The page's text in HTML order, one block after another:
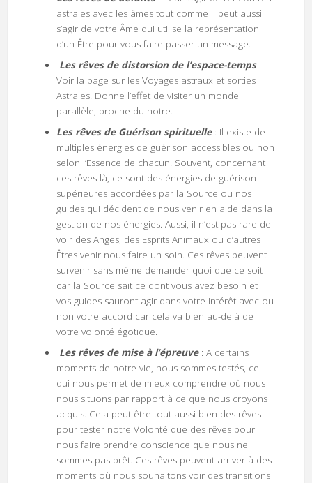
astrales avec les âmes tout comme il peut aussi
s’agir de votre Âme qui utilise la représentation
d’un Être pour vous faire passer un message.
Les rêves de distorsion de l’espace-temps:
Voir la page sur les Voyages astraux et sorties
Astrales. Donne l’effet de visiter un monde
parallèle, proche du notre.
Les rêves de Guérisonspirituelle: Il existe de
multiples énergies de guérison accessibles ou non
selon l’Essence de chacun. Souvent, concernant
ces rêves là, ce sont des énergies de guérison
supérieures accordées par la Source ou nos
guides qui décident de nous venir en aide dans la
gestion de nos énergies. Aussi, il n’est pas rare de
voir des Anges, des Esprits Animaux ou d’autres
Êtres venir nous faire un soin. Ces rêves peuvent
survenir sans même demander quoi que ce soit
car la Source sait ce dont vous avez besoin et
vos guides sauront agir dans votre intérêt avec ou
non votre accord car cela va bien au-delà de
votre volonté égotique.
Les rêves de mise à l’épreuve: A certains
moments de notre vie, nous sommes testés, ce
qui nous permet de mieux comprendre où nous
nous situons par rapport à ce que nous croyons
acquis. Cela peut être tout aussi bien des rêves
pour tester notre Volonté que des rêves pour
nous faire prendre conscience que nous ne
sommes pas prêt. Ces rêves peuvent arriver à des
moments où nous souhaitons voir des transitions